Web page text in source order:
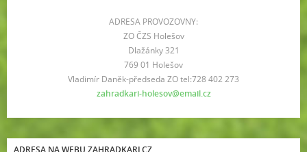
ADRESA PROVOZOVNY:
ZO ČZS Holešov
Dlažánky 321
769 01 Holešov
Vladimír Daněk-předseda ZO tel:728 402 273
zahradkari-holesov@email.cz